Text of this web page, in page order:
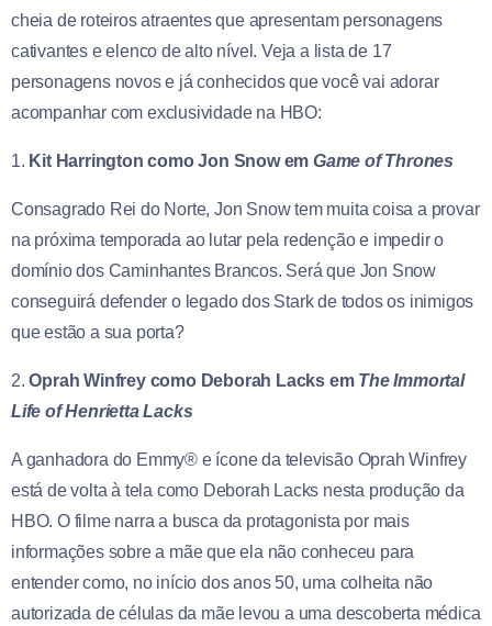
cheia de roteiros atraentes que apresentam personagens
cativantes e elenco de alto nível. Veja a lista de 17
personagens novos e já conhecidos que você vai adorar
acompanhar com exclusividade na HBO:
1. Kit Harrington como Jon Snow emGame of Thrones
Consagrado Rei do Norte, Jon Snow tem muita coisa a provar
na próxima temporada ao lutar pela redenção e impedir o
domínio dos Caminhantes Brancos. Será que Jon Snow
conseguirá defender o legado dos Stark de todos os inimigos
que estão a sua porta?
2.Oprah Winfrey como Deborah Lacks em The Immortal
Life of Henrietta Lacks
A ganhadora do Emmy® e ícone da televisão Oprah Winfrey
está de volta à tela como Deborah Lacks nesta produção da
HBO. O filme narra a busca da protagonista por mais
informações sobre a mãe que ela não conheceu para
entender como, no início dos anos 50, uma colheita não
autorizada de células da mãe levou a uma descoberta médica